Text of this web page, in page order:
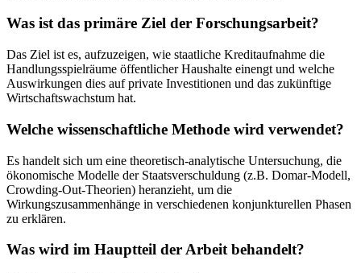
Was ist das primäre Ziel der Forschungsarbeit?
Das Ziel ist es, aufzuzeigen, wie staatliche Kreditaufnahme die
Handlungsspielräume öffentlicher Haushalte einengt und welche
Auswirkungen dies auf private Investitionen und das zukünftige
Wirtschaftswachstum hat.
Welche wissenschaftliche Methode wird verwendet?
Es handelt sich um eine theoretisch-analytische Untersuchung, die
ökonomische Modelle der Staatsverschuldung (z.B. Domar-Modell,
Crowding-Out-Theorien) heranzieht, um die
Wirkungszusammenhänge in verschiedenen konjunkturellen Phasen
zu erklären.
Was wird im Hauptteil der Arbeit behandelt?